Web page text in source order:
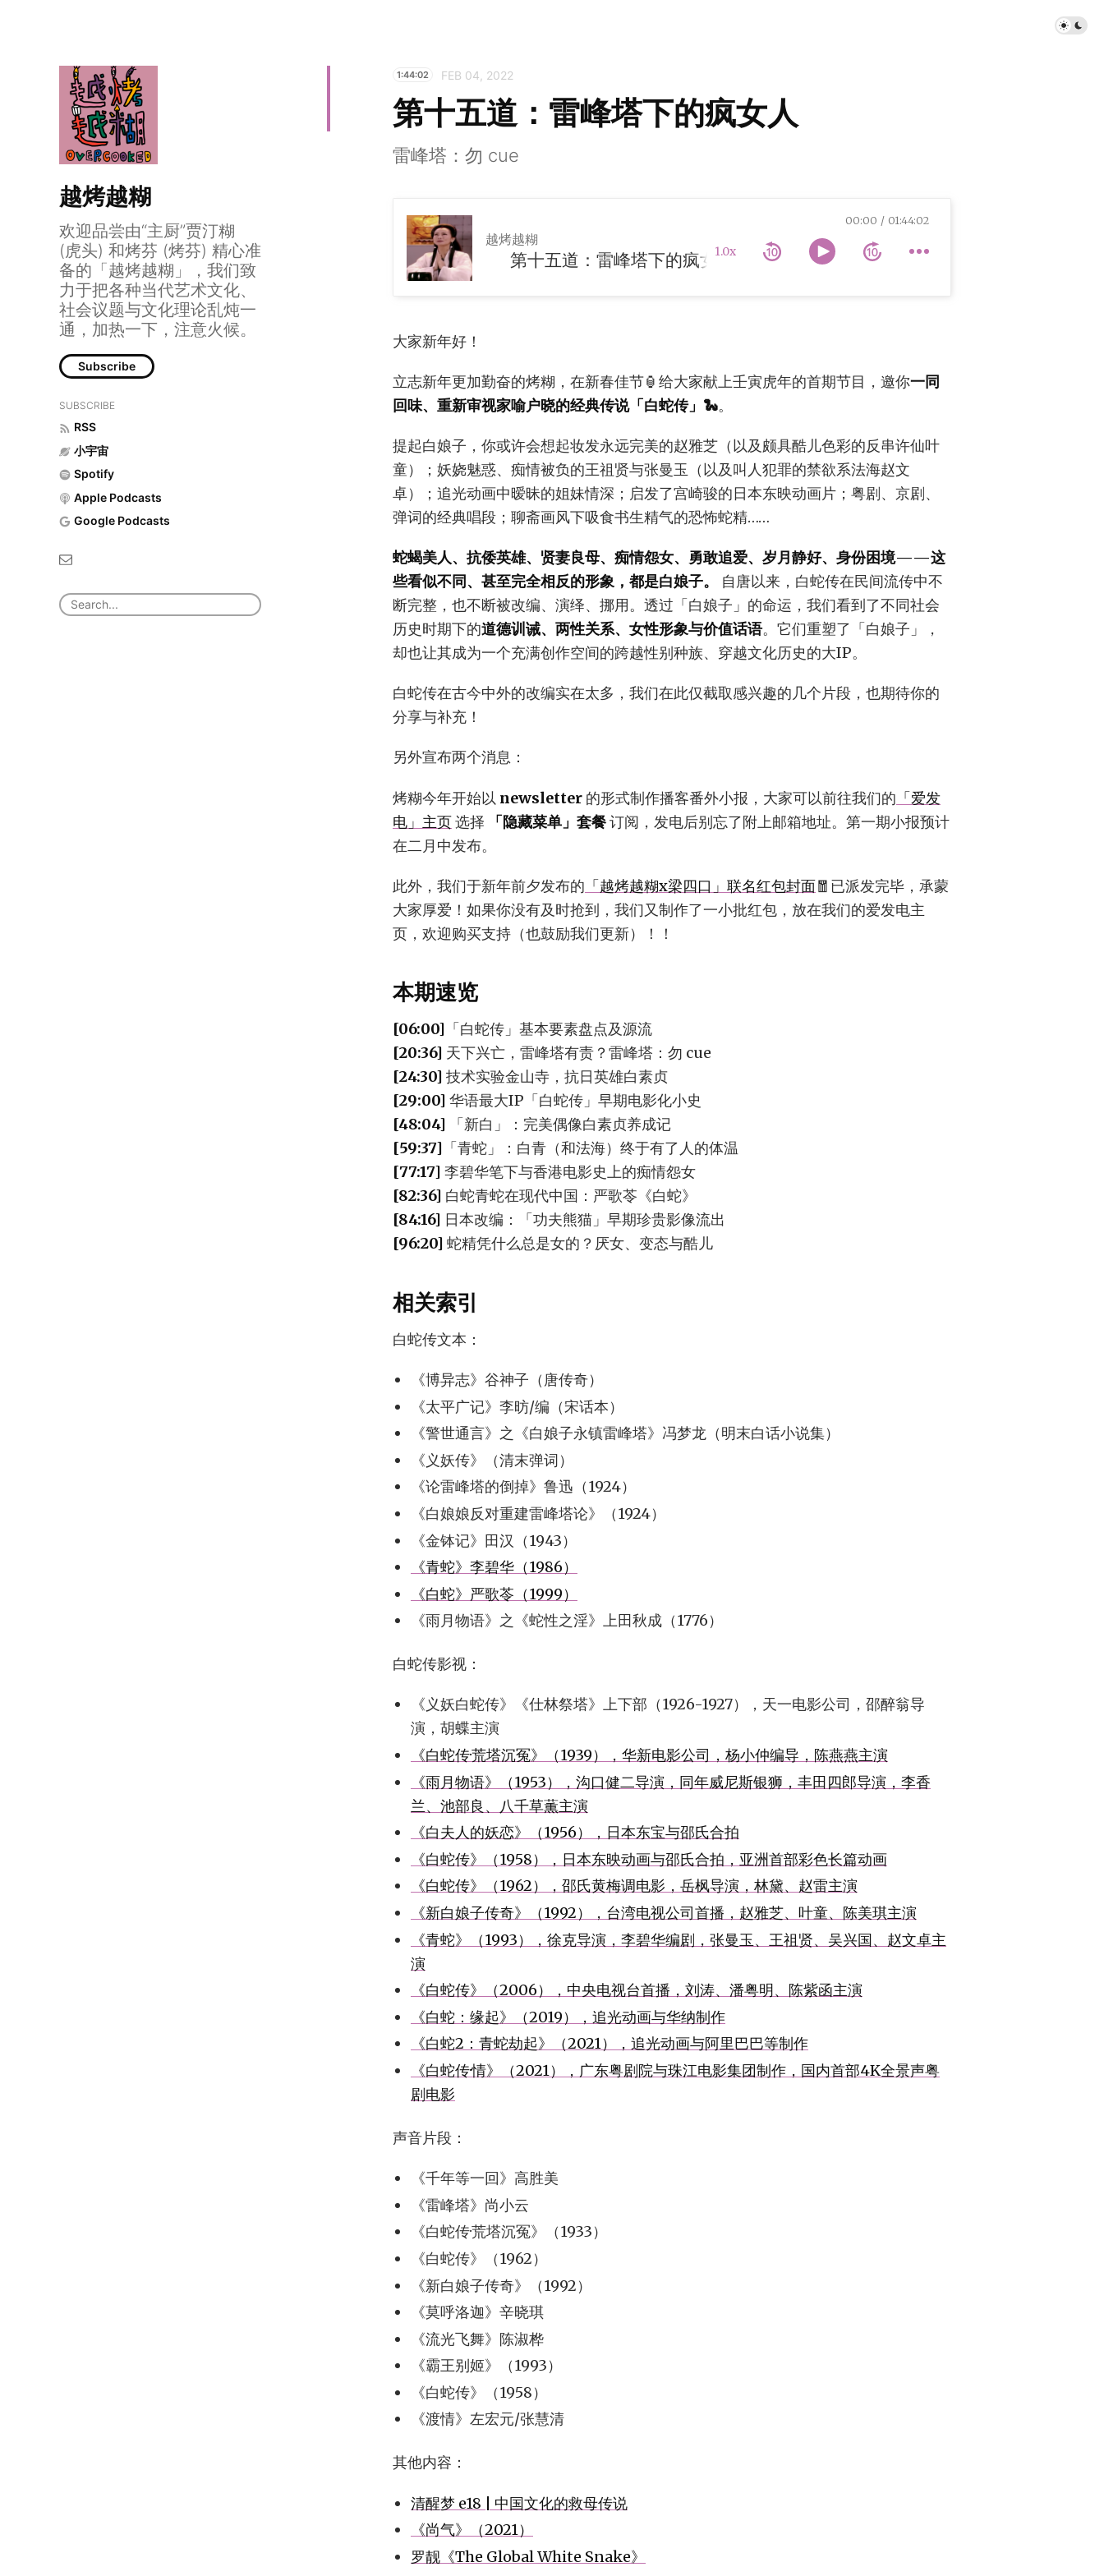
越烤越糊
欢迎品尝由“主厨”贾汀糊
(虎头) 和烤芬 (烤芬) 精心准
备的「越烤越糊」，我们致
力于把各种当代艺术文化、
社会议题与文化理论乱炖一
通，加热一下，注意火候。
Subscribe
SUBSCRIBE
RSS
小宇宙
Spotify
Apple Podcasts
Google Podcasts
1:44:02 FEB 04, 2022
第十五道：雷峰塔下的疯女人
雷峰塔：勿 cue
越烤越糊
第十五道：雷峰塔下的疯女人 1.0x
00:00 01:44:02
大家新年好！
立志新年更加勤奋的烤糊，在新春佳节🏮给大家献上壬寅虎年的首期节目，邀你一同
回味、重新审视家喻户晓的经典传说「白蛇传」🐍。
提起白娘子，你或许会想起妆发永远完美的赵雅芝（以及颇具酷儿色彩的反串许仙叶
童）；妖娆魅惑、痴情被负的王祖贤与张曼玉（以及叫人犯罪的禁欲系法海赵文
卓）；追光动画中暧昧的姐妹情深；启发了宫崎骏的日本东映动画片；粤剧、京剧、
弹词的经典唱段；聊斋画风下吸食书生精气的恐怖蛇精……
蛇蝎美人、抗倭英雄、贤妻良母、痴情怨女、勇敢追爱、岁月静好、身份困境——这
些看似不同、甚至完全相反的形象，都是白娘子。
自唐以来，白蛇传在民间流传中不
断完整，也不断被改编、演绎、挪用。透过「白娘子」的命运，我们看到了不同社会
历史时期下的道德训诫、两性关系、女性形象与价值话语。它们重塑了「白娘子」，
却也让其成为一个充满创作空间的跨越性别种族、穿越文化历史的大IP。
白蛇传在古今中外的改编实在太多，我们在此仅截取感兴趣的几个片段，也期待你的
分享与补充！
另外宣布两个消息：
烤糊今年开始以 newsletter 的形式制作播客番外小报，大家可以前往我们的 「爱发
电」主页选择 「隐藏菜单」套餐订阅，发电后别忘了附上邮箱地址。第一期小报预计
在二月中发布。
此外，我们于新年前夕发布的 「越烤越糊x梁四口」联名红包封面🧧已派发完毕，承蒙
大家厚爱！如果你没有及时抢到，我们又制作了一小批红包，放在我们的爱发电主
页，欢迎购买支持（也鼓励我们更新）！！
本期速览
[06:00] 「白蛇传」基本要素盘点及源流
[20:36] 天下兴亡，雷峰塔有责？雷峰塔：勿 cue
[24:30] 技术实验金山寺，抗日英雄白素贞
[29:00] 华语最大IP「白蛇传」早期电影化小史
[48:04] 「新白」：完美偶像白素贞养成记
[59:37] 「青蛇」：白青（和法海）终于有了人的体温
[77:17] 李碧华笔下与香港电影史上的痴情怨女
[82:36] 白蛇青蛇在现代中国：严歌苓《白蛇》
[84:16] 日本改编：「功夫熊猫」早期珍贵影像流出
[96:20] 蛇精凭什么总是女的？厌女、变态与酷儿
相关索引
白蛇传文本：
《博异志》谷神子（唐传奇）
《太平广记》李昉/编（宋话本）
《警世通言》之《白娘子永镇雷峰塔》冯梦龙（明末白话小说集）
《义妖传》（清末弹词）
《论雷峰塔的倒掉》鲁迅（1924）
《白娘娘反对重建雷峰塔论》（1924）
《金钵记》田汉（1943）
《青蛇》李碧华（1986）
《白蛇》严歌苓（1999）
《雨月物语》之《蛇性之淫》上田秋成（1776）
白蛇传影视：
《义妖白蛇传》《仕林祭塔》上下部（1926-1927），天一电影公司，邵醉翁导
演，胡蝶主演
《白蛇传·荒塔沉冤》（1939），华新电影公司，杨小仲编导，陈燕燕主演
《雨月物语》（1953），沟口健二导演，同年威尼斯银狮，丰田四郎导演，李香
兰、池部良、八千草薫主演
《白夫人的妖恋》（1956），日本东宝与邵氏合拍
《白蛇传》（1958），日本东映动画与邵氏合拍，亚洲首部彩色长篇动画
《白蛇传》（1962），邵氏黄梅调电影，岳枫导演，林黛、赵雷主演
《新白娘子传奇》（1992），台湾电视公司首播，赵雅芝、叶童、陈美琪主演
《青蛇》（1993），徐克导演，李碧华编剧，张曼玉、王祖贤、吴兴国、赵文卓主
演
《白蛇传》（2006），中央电视台首播，刘涛、潘粤明、陈紫函主演
《白蛇：缘起》（2019），追光动画与华纳制作
《白蛇2：青蛇劫起》（2021），追光动画与阿里巴巴等制作
《白蛇传·情》（2021），广东粤剧院与珠江电影集团制作，国内首部4K全景声粤
剧电影
声音片段：
《千年等一回》高胜美
《雷峰塔》尚小云
《白蛇传·荒塔沉冤》（1933）
《白蛇传》（1962）
《新白娘子传奇》（1992）
《莫呼洛迦》辛晓琪
《流光飞舞》陈淑桦
《霸王别姬》（1993）
《白蛇传》（1958）
《渡情》左宏元/张慧清
其他内容：
清醒梦 e18 | 中国文化的救母传说
《尚气》（2021）
罗靓《The Global White Snake》